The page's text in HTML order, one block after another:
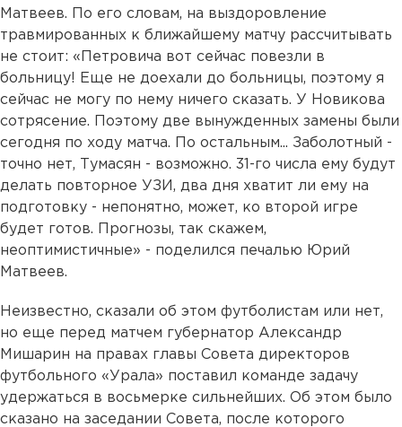
Матвеев. По его словам, на выздоровление
травмированных к ближайшему матчу рассчитывать
не стоит: «Петровича вот сейчас повезли в
больницу! Еще не доехали до больницы, поэтому я
сейчас не могу по нему ничего сказать. У Новикова
сотрясение. Поэтому две вынужденных замены были
сегодня по ходу матча. По остальным... Заболотный -
точно нет, Тумасян - возможно. 31-го числа ему будут
делать повторное УЗИ, два дня хватит ли ему на
подготовку - непонятно, может, ко второй игре
будет готов. Прогнозы, так скажем,
неоптимистичные» - поделился печалью Юрий
Матвеев.
Неизвестно, сказали об этом футболистам или нет,
но еще перед матчем губернатор Александр
Мишарин на правах главы Совета директоров
футбольного «Урала» поставил команде задачу
удержаться в восьмерке сильнейших. Об этом было
сказано на заседании Совета, после которого